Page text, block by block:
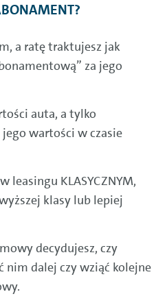
a ratę traktujesz jak
za jego
auta, a tylko
wartości w czasie
leasingu KLASYCZNYM,
klasy lub lepiej
decydujesz, czy
nim dalej czy wziąć kolejne